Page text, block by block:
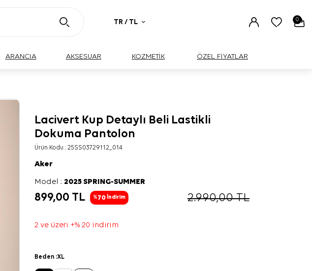
TR / TL 0
ARANCIA AKSESUAR KOZMETİK ÖZEL FİYATLAR
BÜYÜK BEDEN
Lacivert Kup Detaylı Beli Lastikli
Dokuma Pantolon
Ürün Kodu :25SS03729112_014
Aker
Model :2025 SPRING-SUMMER
899,00 TL %70 İndirim 2.990,00TL
2 ve üzeri +% 20 indirim
Beden :XL